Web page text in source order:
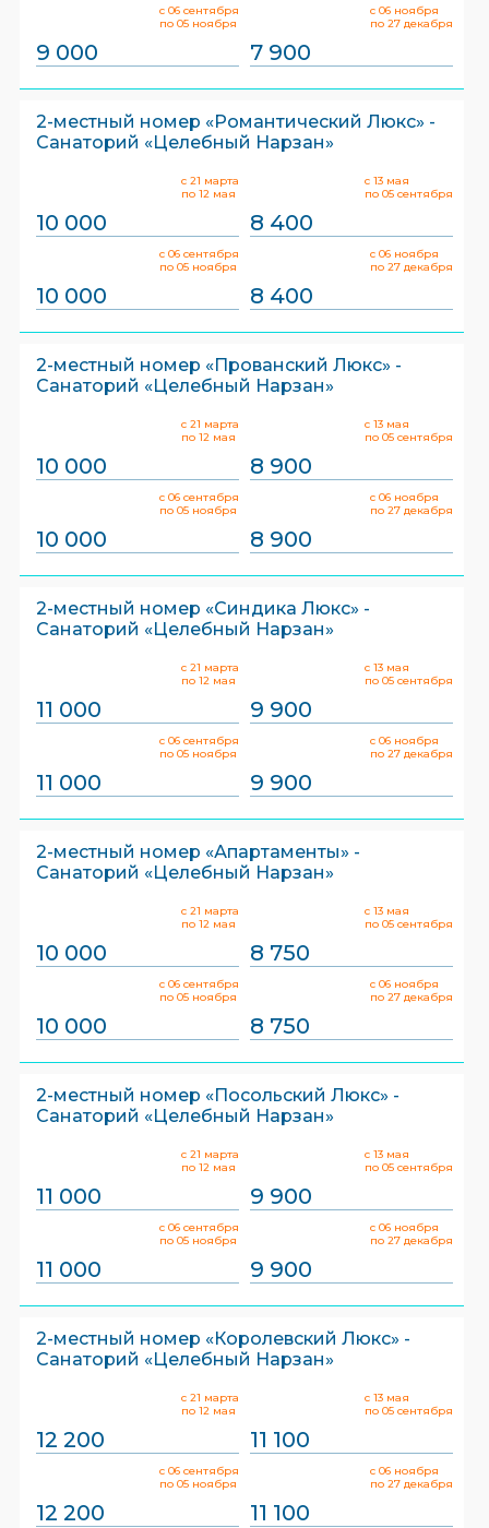
с 06 сентября
по 05 ноября
9 000
с 06 ноября
по 27 декабря
7 900
2-местный номер «Романтический Люкс» -
Санаторий «Целебный Нарзан»
с 21 марта
по 12 мая
10 000
с 13 мая
по 05 сентября
8 400
с 06 сентября
по 05 ноября
10 000
с 06 ноября
по 27 декабря
8 400
2-местный номер «Прованский Люкс» -
Санаторий «Целебный Нарзан»
с 21 марта
по 12 мая
10 000
с 13 мая
по 05 сентября
8 900
с 06 сентября
по 05 ноября
10 000
с 06 ноября
по 27 декабря
8 900
2-местный номер «Синдика Люкс» -
Санаторий «Целебный Нарзан»
с 21 марта
по 12 мая
11 000
с 13 мая
по 05 сентября
9 900
с 06 сентября
по 05 ноября
11 000
с 06 ноября
по 27 декабря
9 900
2-местный номер «Апартаменты» -
Санаторий «Целебный Нарзан»
с 21 марта
по 12 мая
10 000
с 13 мая
по 05 сентября
8 750
с 06 сентября
по 05 ноября
10 000
с 06 ноября
по 27 декабря
8 750
2-местный номер «Посольский Люкс» -
Санаторий «Целебный Нарзан»
с 21 марта
по 12 мая
11 000
с 13 мая
по 05 сентября
9 900
с 06 сентября
по 05 ноября
11 000
с 06 ноября
по 27 декабря
9 900
2-местный номер «Королевский Люкс» -
Санаторий «Целебный Нарзан»
с 21 марта
по 12 мая
12 200
с 13 мая
по 05 сентября
11 100
с 06 сентября
по 05 ноября
12 200
с 06 ноября
по 27 декабря
11 100